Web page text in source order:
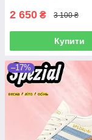
2 650 ₴ 3 100 ₴
Купити
–17%